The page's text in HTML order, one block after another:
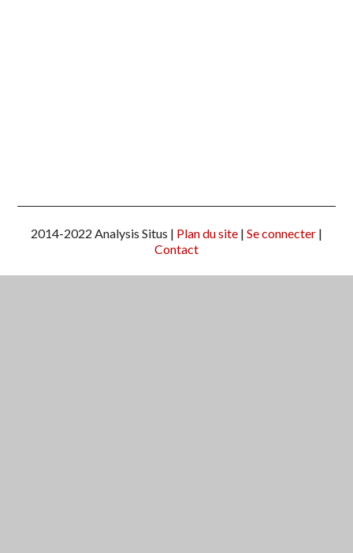
2014-2022 Analysis Situs | Plan du site | Se connecter |
Contact